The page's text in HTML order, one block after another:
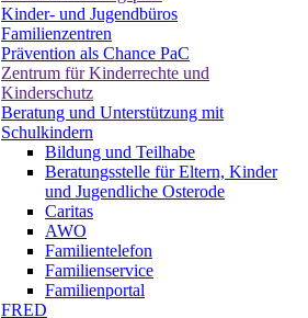
Kinder- und Jugendbüros
Familienzentren
Prävention als Chance PaC
Zentrum für Kinderrechte und
Kinderschutz
Beratung und Unterstützung mit
Schulkindern
Bildung und Teilhabe
Beratungsstelle für Eltern, Kinder
und Jugendliche Osterode
Caritas
AWO
Familientelefon
Familienservice
Familienportal
FRED